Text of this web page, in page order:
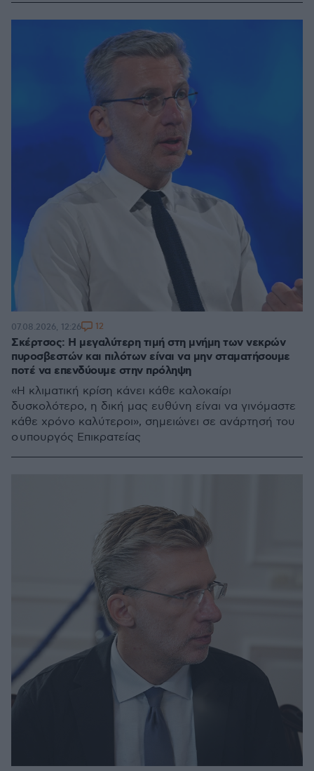
Σκέρτσος: Η μεγαλύτερη τιμή στη μνήμη των νεκρών
πυροσβεστών και πιλότων είναι να μην σταματήσουμε
ποτέ να επενδύουμε στην πρόληψη
«Η κλιματική κρίση κάνει κάθε καλοκαίρι
δυσκολότερο, η δική μας ευθύνη είναι να γινόμαστε
κάθε χρόνο καλύτεροι», σημειώνει σε ανάρτησή του
ο υπουργός Επικρατείας
07.08.2026, 12:26 12